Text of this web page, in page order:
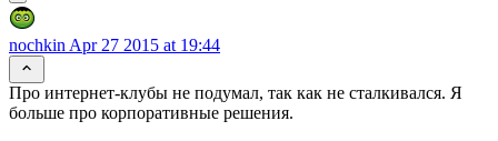
nochkin Apr 27 2015 at 19:44
Про интернет-клубы не подумал, так как не сталкивался. Я
больше про корпоративные решения.